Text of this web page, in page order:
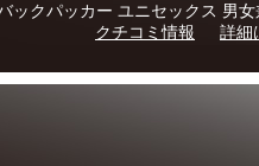
ックパッカー ユニセックス 男女
クチコミ情報
詳細